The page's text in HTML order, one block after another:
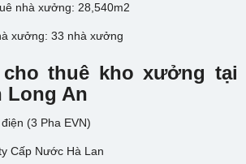
nhà xưởng: 28,540m2
xưởng: 33 nhà xưởng
thuê kho xưởng tại
Long An
(3 Pha EVN)
Cấp Nước Hà Lan